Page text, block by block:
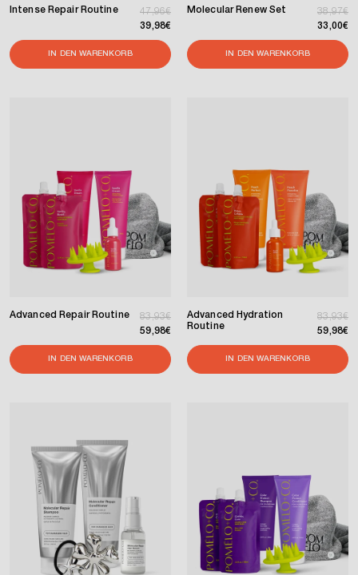
Intense Repair Routine Normaler Preis
47,96€
Verkaufspreis
39,98€
IN DEN WARENKORB
Molecular Renew Set 38,97€
33,00€
IN DEN WARENKORB
Advanced Repair Routine Normaler Preis
83,93€
Verkaufspreis
59,98€
IN DEN WARENKORB
Advanced Hydration
Routine
83,93€
59,98€
IN DEN WARENKORB